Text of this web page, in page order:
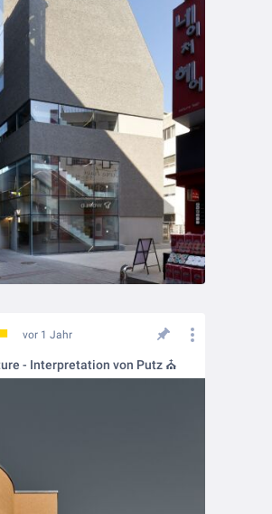
vor 1 Jahr
- Interpretation von Putz ⛪